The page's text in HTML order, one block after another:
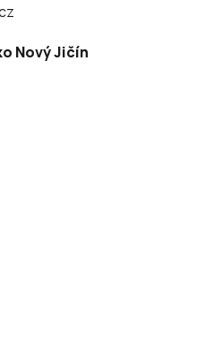
Nový Jičín